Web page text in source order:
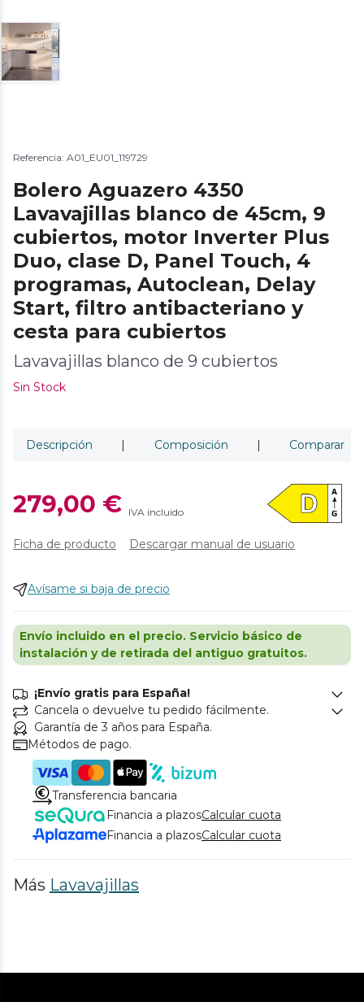
Referencia: A01_EU01_119729
Bolero Aguazero 4350
Lavavajillas blanco de 45cm, 9
cubiertos, motor Inverter Plus
Duo, clase D, Panel Touch, 4
programas, Autoclean, Delay
Start, filtro antibacteriano y
cesta para cubiertos
Lavavajillas blanco de 9 cubiertos
Sin Stock
Descripción | Composición | Comparar
279,00 € IVA incluido
Ficha de producto Descargar manual de usuario
Avísame si baja de precio
Envío incluido en el precio. Servicio básico de
instalación y de retirada del antiguo gratuitos.
¡Envío gratis para España!
Cancela o devuelve tu pedido fácilmente.
Garantía de 3 años para España.
Métodos de pago.
Transferencia bancaria
Financia a plazosCalcular cuota
Financia a plazosCalcular cuota
Más Lavavajillas